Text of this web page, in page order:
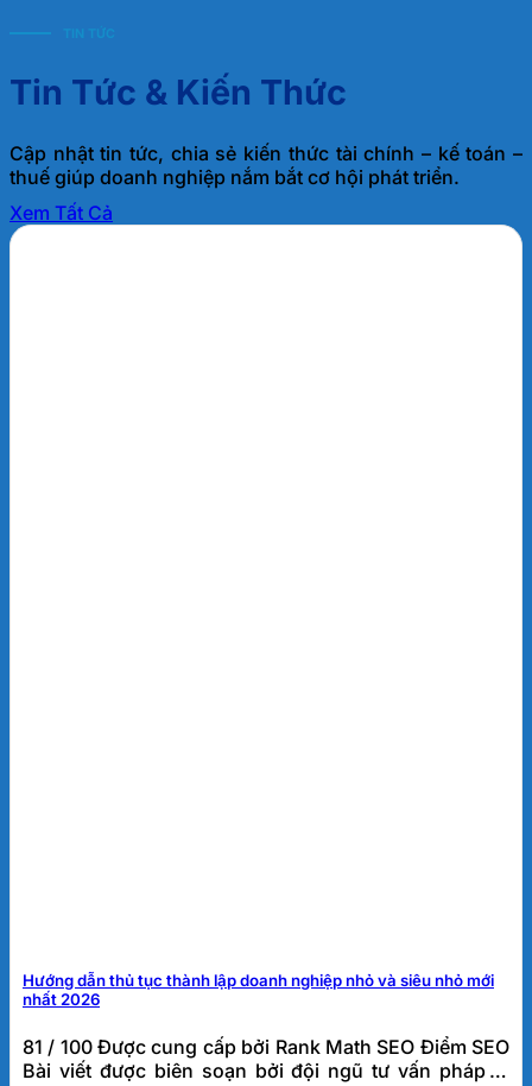
TIN TỨC
Tin Tức & Kiến Thức
Cập nhật tin tức, chia sẻ kiến thức tài chính – kế toán –
thuế giúp doanh nghiệp nắm bắt cơ hội phát triển.
Xem Tất Cả
Hướng dẫn thủ tục thành lập doanh nghiệp nhỏ và siêu nhỏ mới
nhất 2026
81 / 100 Được cung cấp bởi Rank Math SEO Điểm SEO
Bài viết được biên soạn bởi đội ngũ tư vấn pháp lý